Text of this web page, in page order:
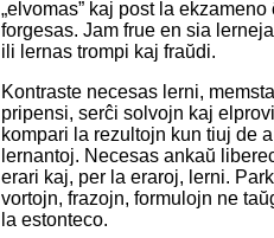
„elvomas” kaj post la ekzameno
forgesas. Jam frue en sia
ili lernas trompi kaj fraŭdi.
Kontraste necesas lerni,
pripensi, serĉi solvojn kaj
kompari la rezultojn kun tiuj de
lernantoj. Necesas ankaŭ
erari kaj, per la eraroj, lerni.
vortojn, frazojn, formulojn ne
la estonteco.